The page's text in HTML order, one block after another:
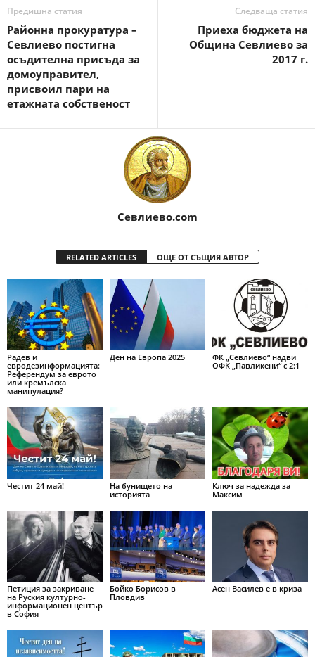
Предишна статия
Районна прокуратура –
Севлиево постигна
осъдителна присъда за
домоуправител,
присвоил пари на
етажната собственост
Следваща статия
Приеха бюджета на
Община Севлиево за
2017 г.
Севлиево.com
RELATED ARTICLES ОЩЕ ОТ СЪЩИЯ АВТОР
Радев и
евродезинформацията:
Референдум за еврото
или кремълска
манипулация?
Ден на Европа 2025
ФК „Севлиево“ надви
ОФК „Павликени“ с 2:1
Честит 24 май!
На бунището на
историята
Ключ за надежда за
Максим
Петиция за закриване
на Руския културно-
информационен център
в София
Бойко Борисов в
Пловдив
Асен Василев е в криза